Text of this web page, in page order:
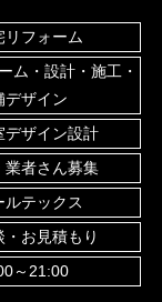
リフォーム
ム・設計・施工・
デザイン
デザイン設計
業者さん募集
ルテックス
・お見積もり
～21:00